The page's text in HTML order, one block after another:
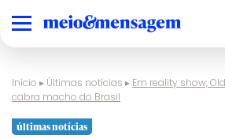
Início ▸ Últimas notícias ▸ Em reality show,
cabra macho do Brasil
últimas notícias